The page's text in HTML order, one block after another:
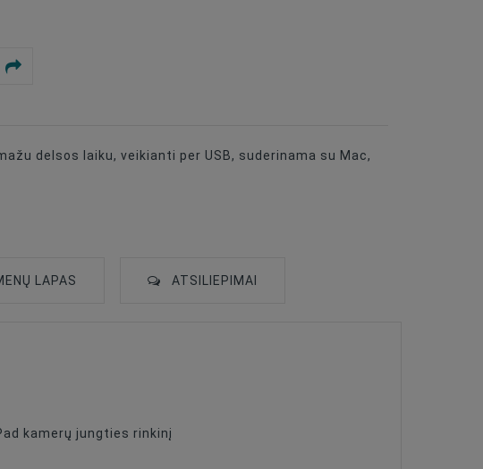
delsos laiku, veikianti per USB, suderinama su Mac,
LAPAS ATSILIEPIMAI
kamerų jungties rinkinį